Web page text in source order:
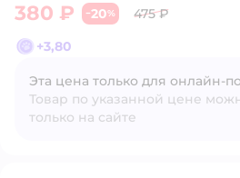
380 ₽ −20%
475 ₽
+3,80
Эта цена только для
Товар по указанной цене
только на сайте